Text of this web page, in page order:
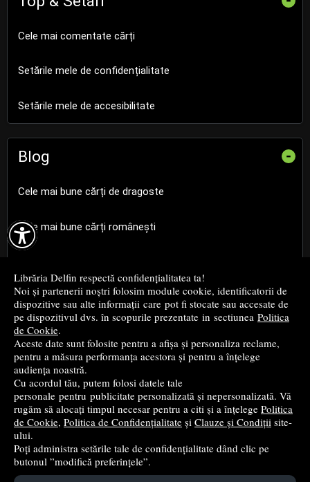

Librăria Delfin respectă confidențialitatea ta!
Noi și partenerii noștri folosim module cookie, identificatorii de
dispozitive sau alte informații care pot fi stocate sau accesate de
pe dispozitivul dvs. în scopurile prezentate in sectiunea Politica
de Cookie.
Aceste date sunt folosite pentru a afișa și personaliza reclame,
pentru a măsura performanța acestora și pentru a înțelege
audiența noastră.
Cu acordul tău, putem folosi datele tale
personale pentru publicitate personalizată și nepersonalizată. Vă
rugăm să alocați timpul necesar pentru a citi și a înțelege Politica
de Cookie, Politica de Confidențialitate și Clauze și Condiții site-
ului.
Poți administra setările tale de confidențialitate dând clic pe
butonul ”modifică preferințele”.
Cele mai comentate cărți
Setările mele de confidențialitate
Setările mele de accesibilitate
Blog -
Cele mai bune cărți de dragoste
Cele mai bune cărți românești
Cele mai bune cărți de istorie
Top cărți beletristică
...toate știrile
© 2004 - 2026 Grup DZC SRL
Magazin onlinecreat de Vital Soft
Created in 0.0871 sec